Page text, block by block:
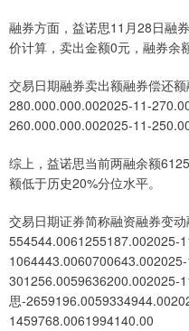
融券方面，益诺思11月28日融
价计算，卖出金额0元，融券余
交易日期融券卖出额融券偿还
280.000.000.002025-11-
260.000.000.002025-11-
综上，益诺思当前两融余额
额低于历史20%分位水平。
交易日期证券简称融资融券变
554544.0061255187.002025-
301256.0059636200.002025-
思-
1459768.0061994140.00